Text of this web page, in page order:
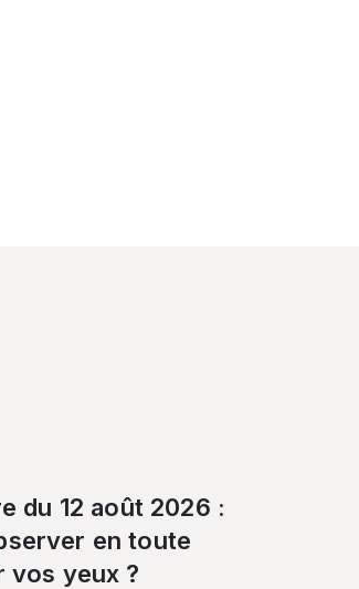
du 12 août 2026 :
en toute
vos yeux ?